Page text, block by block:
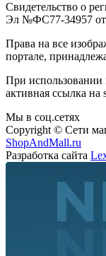
Свидетельство о
Эл №ФС77-34957 от
Права на все
портале,
При использовании
активная ссылка на
Мы в соц.сетях
Copyright © Сети
ShopAndMall.ru
Разработка сайта